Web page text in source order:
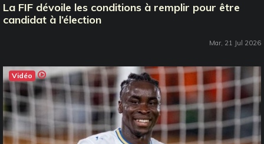
La FIF dévoile les conditions à remplir pour être
candidat à l’élection
Mar, 21 Jul 2026
Vidéo